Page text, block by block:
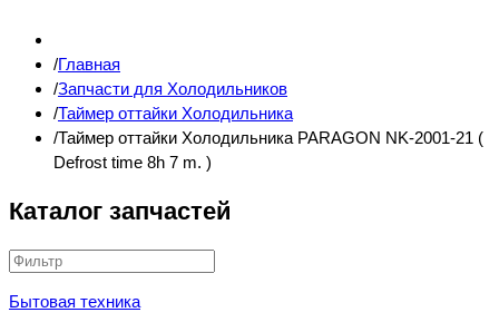
Главная
Запчасти для Холодильников
Таймер оттайки Холодильника
Таймер оттайки Холодильника PARAGON NK-2001-21 (
Defrost time 8h 7 m. )
Каталог запчастей
Бытовая техника